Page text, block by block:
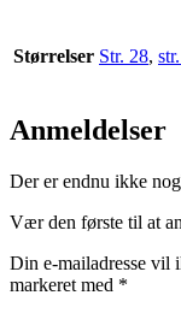
Størrelser Str. 28,
Anmeldelser
Der er endnu ikke
Vær den første til at
Din e-mailadresse vil
markeret med *